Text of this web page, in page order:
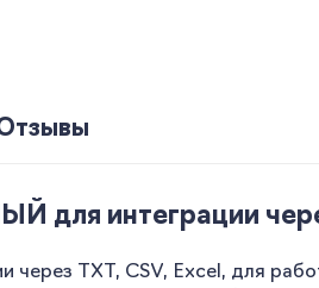
интеграции
TXT, CSV, Excel, для